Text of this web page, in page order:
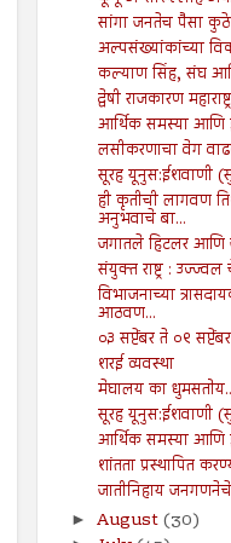
सांगा जनतेच पैसा
अल्पसंख्यांकांच्या
कल्याण सिंह, संघ
द्वेषी राजकारण
आर्थिक समस्या आणि
लसीकरणाचा वेग
सूरह यूनुस:ईशवाणी
ही कृतीची लागवण
अनुभवाचे बा...
जगातले हिटलर आणि
संयुक्त राष्ट्र :
विभाजनाच्या
आठवण...
०३ सप्टेंबर ते ०९
शरई व्यवस्था
मेघालय का
सूरह यूनुस:ईशवाणी
आर्थिक समस्या आणि
शांतता प्रस्थापित
जातीनिहाय
► August(30)